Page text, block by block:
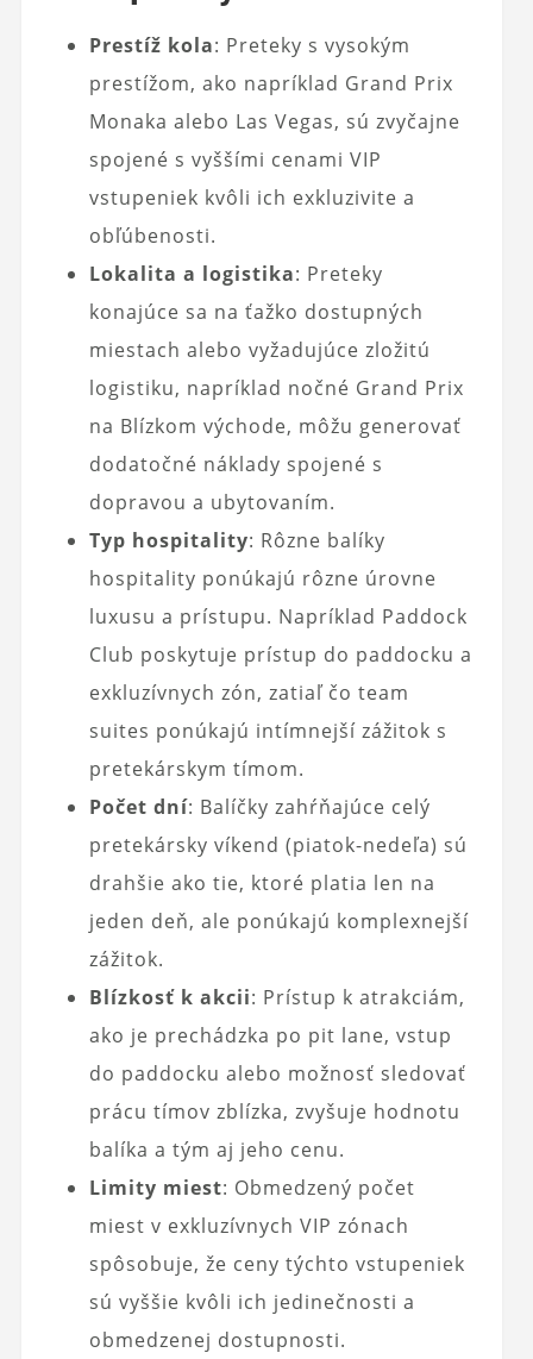
Prestíž kola: Preteky s vysokým
prestížom, ako napríklad Grand Prix
Monaka alebo Las Vegas, sú zvyčajne
spojené s vyššími cenami VIP
vstupeniek kvôli ich exkluzivite a
obľúbenosti.
Lokalita a logistika: Preteky
konajúce sa na ťažko dostupných
miestach alebo vyžadujúce zložitú
logistiku, napríklad nočné Grand Prix
na Blízkom východe, môžu generovať
dodatočné náklady spojené s
dopravou a ubytovaním.
Typ hospitality: Rôzne balíky
hospitality ponúkajú rôzne úrovne
luxusu a prístupu. Napríklad Paddock
Club poskytuje prístup do paddocku a
exkluzívnych zón, zatiaľ čo team
suites ponúkajú intímnejší zážitok s
pretekárskym tímom.
Počet dní: Balíčky zahŕňajúce celý
pretekársky víkend (piatok-nedeľa) sú
drahšie ako tie, ktoré platia len na
jeden deň, ale ponúkajú komplexnejší
zážitok.
Blízkosť k akcii: Prístup k atrakciám,
ako je prechádzka po pit lane, vstup
do paddocku alebo možnosť sledovať
prácu tímov zblízka, zvyšuje hodnotu
balíka a tým aj jeho cenu.
Limity miest: Obmedzený počet
miest v exkluzívnych VIP zónach
spôsobuje, že ceny týchto vstupeniek
sú vyššie kvôli ich jedinečnosti a
obmedzenej dostupnosti.